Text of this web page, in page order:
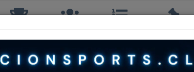
Torneos Interclubes Ranking Reglamento